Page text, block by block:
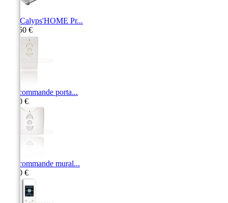
Box Calyps'HOME Pr...
513,50 €
Télécommande porta...
73,20 €
Télécommande mural...
71,10 €